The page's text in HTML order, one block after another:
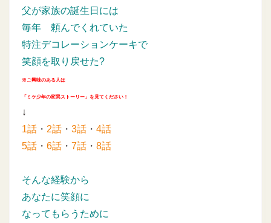
父が家族の誕生日には
毎年 頼んでくれていた
特注デコレーションケーキで
笑顔を取り戻せた?
※ご興味のある人は
「ミケ少年の変異ストーリー」を見てください！
↓
1話 ・ 2話 ・ 3話 ・ 4話
5話 ・ 6話 ・ 7話 ・ 8話
そんな経験から
あなたに笑顔に
なってもらうために